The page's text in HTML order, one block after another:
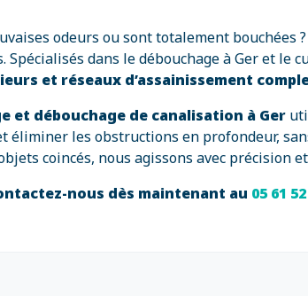
odeurs ou sont totalement
dans le débouchage à Ger et le
et réseaux d’assainissement
et débouchage de canalisation à Ger
les obstructions en profondeur,
coincés, nous agissons avec
nous dès maintenant au 05 61